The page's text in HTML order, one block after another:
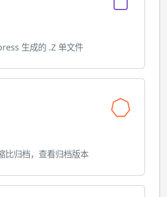
生成的 .Z 单文件
比归档，查看归档版本